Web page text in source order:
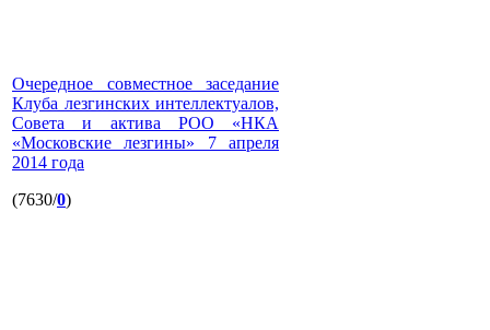
Очередное совместное заседание
Клуба лезгинских интеллектуалов,
Совета и актива РОО «НКА
«Московские лезгины» 7 апреля
2014 года
(7630/0)